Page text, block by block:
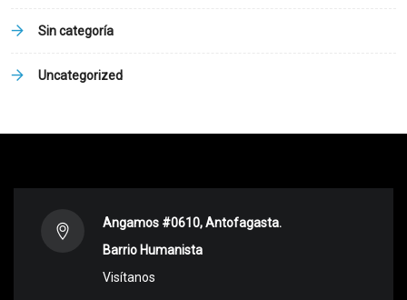
Sin categoría
Uncategorized
Angamos #0610, Antofagasta.
Barrio Humanista
Visítanos